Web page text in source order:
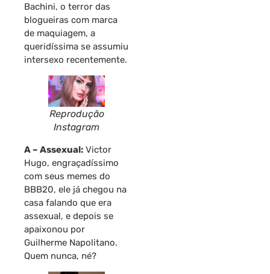
Bachini, o terror das
blogueiras com marca
de maquiagem, a
queridíssima se assumiu
intersexo recentemente.
Reprodução
Instagram
A – Assexual: Victor
Hugo, engraçadíssimo
com seus memes do
BBB20, ele já chegou na
casa falando que era
assexual, e depois se
apaixonou por
Guilherme Napolitano.
Quem nunca, né?